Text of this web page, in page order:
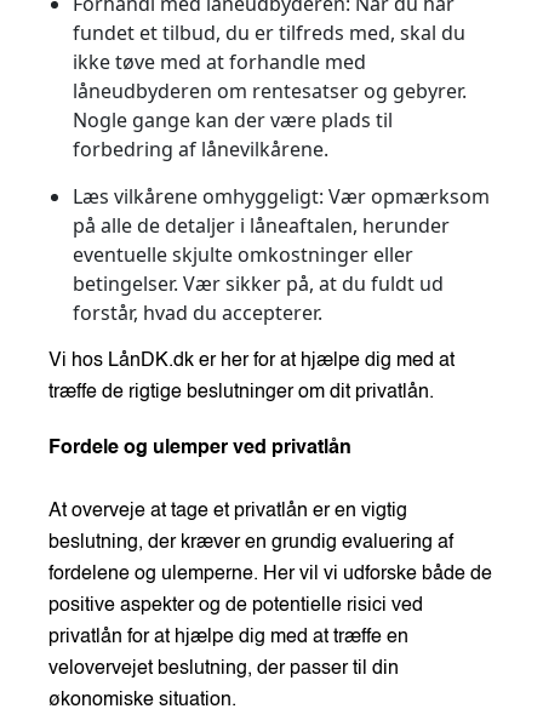
fundet et tilbud, du er tilfreds med, skal du
ikke tøve med at forhandle med
låneudbyderen om rentesatser og gebyrer.
Nogle gange kan der være plads til
forbedring af lånevilkårene.
Læs vilkårene omhyggeligt: Vær opmærksom
på alle de detaljer i låneaftalen, herunder
eventuelle skjulte omkostninger eller
betingelser. Vær sikker på, at du fuldt ud
forstår, hvad du accepterer.
Vi hos LånDK.dk er her for at hjælpe dig med at
træffe de rigtige beslutninger om dit privatlån.
Fordele og ulemper ved privatlån
At overveje at tage et privatlån er en vigtig
beslutning, der kræver en grundig evaluering af
fordelene og ulemperne. Her vil vi udforske både de
positive aspekter og de potentielle risici ved
privatlån for at hjælpe dig med at træffe en
velovervejet beslutning, der passer til din
økonomiske situation.